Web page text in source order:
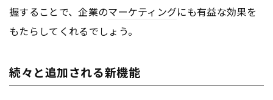
握することで、企業のマーケティングにも有益な効果を
もたらしてくれるでしょう。
続々と追加される新機能